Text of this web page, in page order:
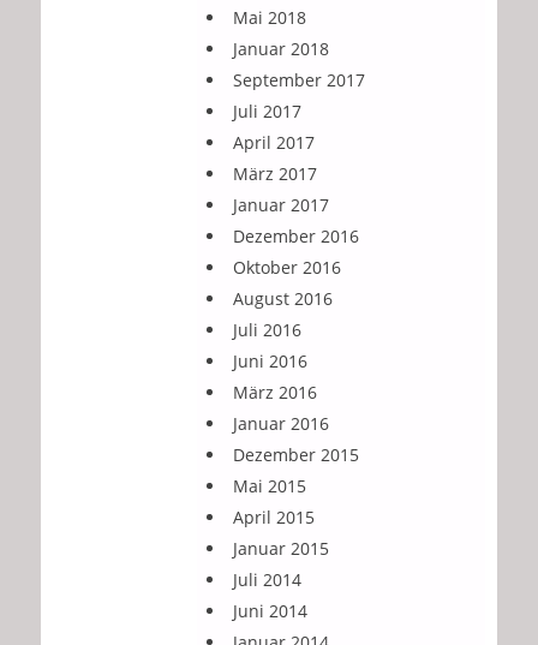
Mai 2018
Januar 2018
September 2017
Juli 2017
April 2017
März 2017
Januar 2017
Dezember 2016
Oktober 2016
August 2016
Juli 2016
Juni 2016
März 2016
Januar 2016
Dezember 2015
Mai 2015
April 2015
Januar 2015
Juli 2014
Juni 2014